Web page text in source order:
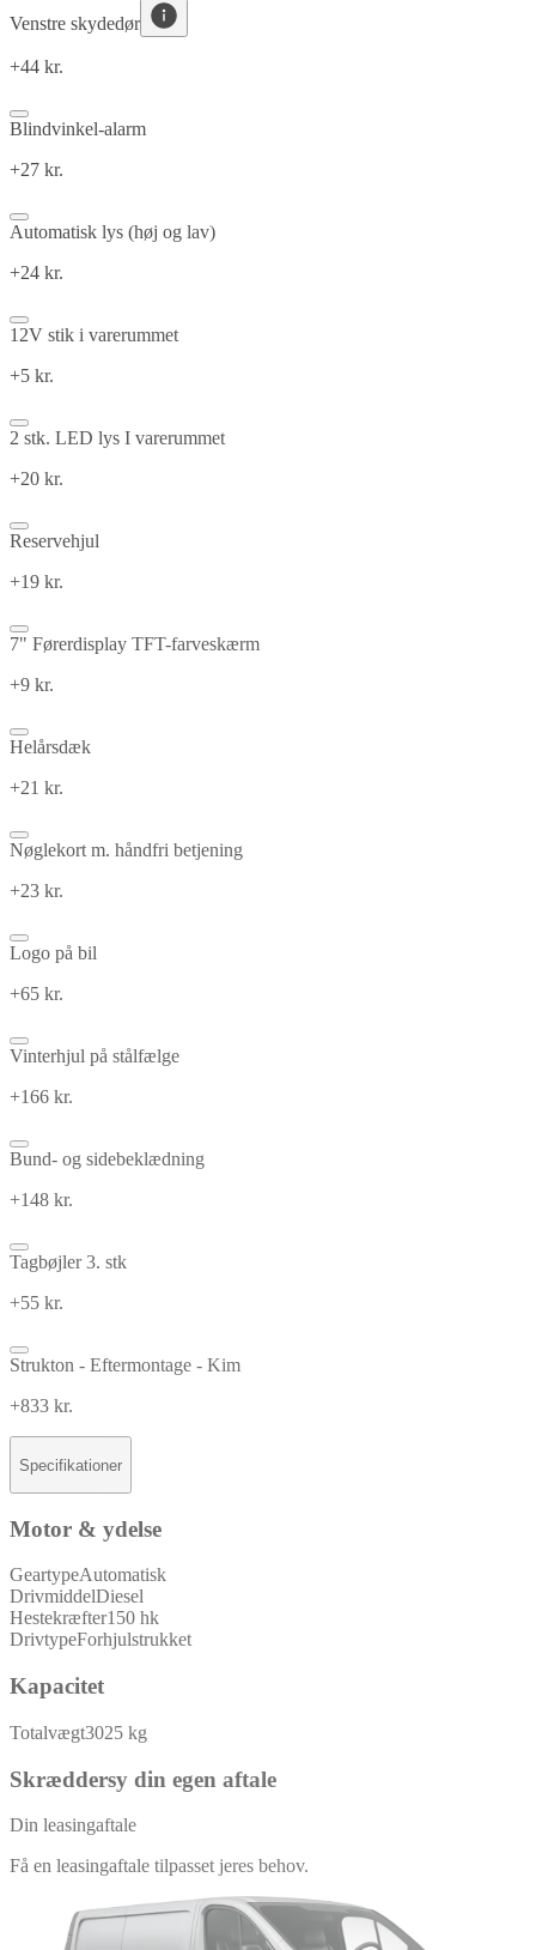
Venstre skydedør
+44 kr.
Blindvinkel-alarm
+27 kr.
Automatisk lys (høj og lav)
+24 kr.
12V stik i varerummet
+5 kr.
2 stk. LED lys I varerummet
+20 kr.
Reservehjul
+19 kr.
7" Førerdisplay TFT-farveskærm
+9 kr.
Helårsdæk
+21 kr.
Nøglekort m. håndfri betjening
+23 kr.
Logo på bil
+65 kr.
Vinterhjul på stålfælge
+166 kr.
Bund- og sidebeklædning
+148 kr.
Tagbøjler 3. stk
+55 kr.
Strukton - Eftermontage - Kim
+833 kr.
Specifikationer
Motor & ydelse
GeartypeAutomatisk
DrivmiddelDiesel
Hestekræfter150 hk
DrivtypeForhjulstrukket
Kapacitet
Totalvægt3025 kg
Skræddersy din egen aftale
Din leasingaftale
Få en leasingaftale tilpasset jeres behov.